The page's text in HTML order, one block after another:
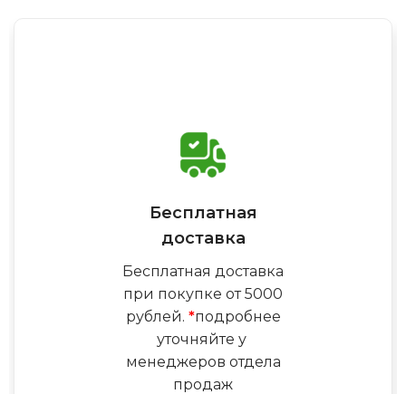
Бесплатная
доставка
Бесплатная доставка
при покупке от 5000
рублей. *подробнее
уточняйте у
менеджеров отдела
продаж